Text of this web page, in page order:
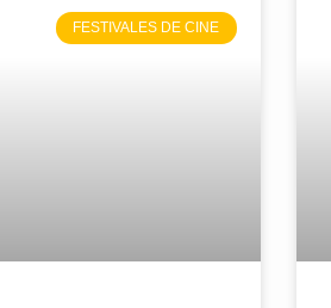
FESTIVALES DE CINE